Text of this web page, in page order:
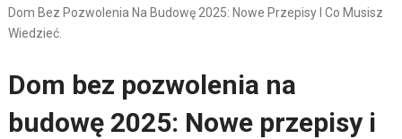
Dom Bez Pozwolenia Na Budowę 2025: Nowe Przepisy I Co Musisz
Wiedzieć.
Dom bez pozwolenia na
budowę 2025: Nowe przepisy i